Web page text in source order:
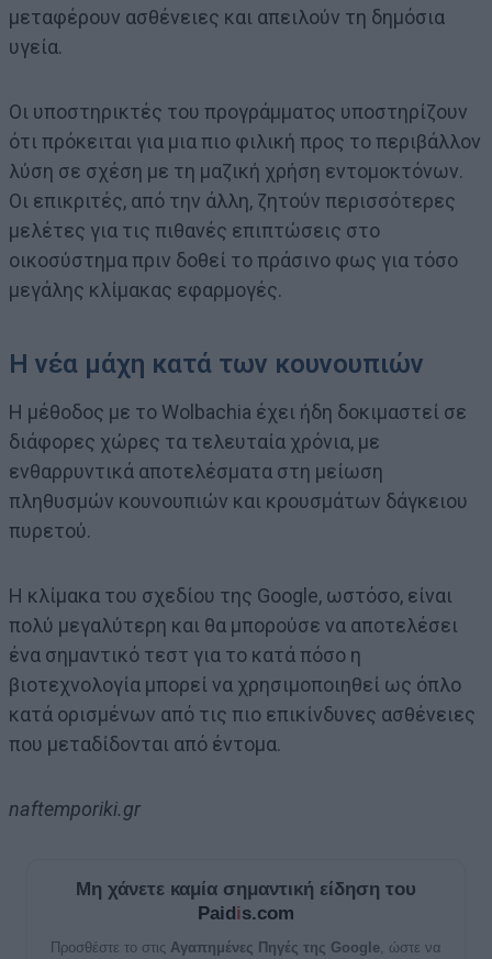
μεταφέρουν ασθένειες και απειλούν τη δημόσια
υγεία.
Οι υποστηρικτές του προγράμματος υποστηρίζουν
ότι πρόκειται για μια πιο φιλική προς το περιβάλλον
λύση σε σχέση με τη μαζική χρήση εντομοκτόνων.
Οι επικριτές, από την άλλη, ζητούν περισσότερες
μελέτες για τις πιθανές επιπτώσεις στο
οικοσύστημα πριν δοθεί το πράσινο φως για τόσο
μεγάλης κλίμακας εφαρμογές.
Η νέα μάχη κατά των κουνουπιών
Η μέθοδος με το Wolbachia έχει ήδη δοκιμαστεί σε
διάφορες χώρες τα τελευταία χρόνια, με
ενθαρρυντικά αποτελέσματα στη μείωση
πληθυσμών κουνουπιών και κρουσμάτων δάγκειου
πυρετού.
Η κλίμακα του σχεδίου της Google, ωστόσο, είναι
πολύ μεγαλύτερη και θα μπορούσε να αποτελέσει
ένα σημαντικό τεστ για το κατά πόσο η
βιοτεχνολογία μπορεί να χρησιμοποιηθεί ως όπλο
κατά ορισμένων από τις πιο επικίνδυνες ασθένειες
που μεταδίδονται από έντομα.
naftemporiki.gr
Μη χάνετε καμία σημαντική είδηση του
Paidis.com
Προσθέστε το στις Αγαπημένες Πηγές της Google , ώστε να